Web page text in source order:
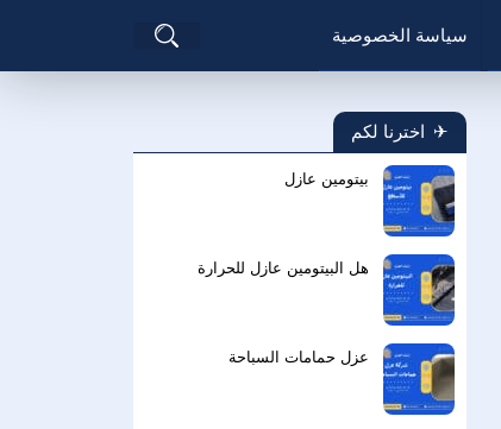
سياسة الخصوصية
اخترنا لكم
بيتومين عازل
هل البيتومين عازل للحرارة
عزل حمامات السباحة